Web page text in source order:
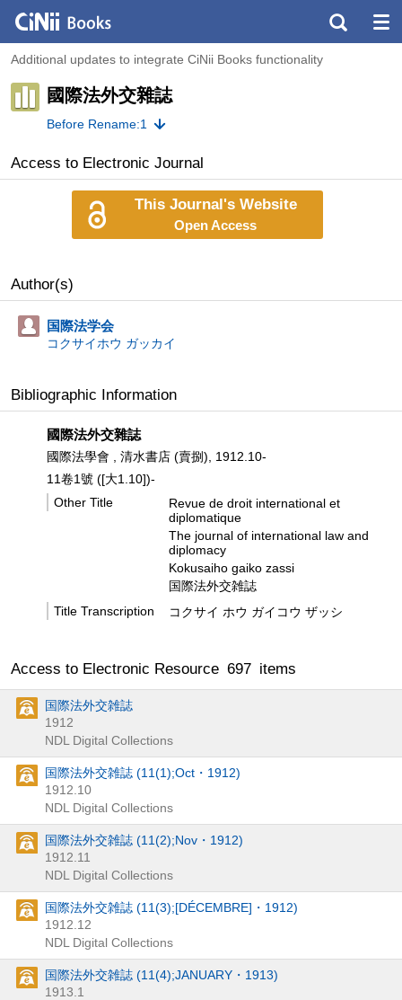
Additional updates to integrate CiNii Books functionality
國際法外交雜誌
Before Rename:1
Access to Electronic Journal
This Journal's Website
Open Access
Author(s)
国際法学会
コクサイホウ ガッカイ
Bibliographic Information
國際法外交雜誌
國際法學會 , 清水書店 (賣捌), 1912.10-
11卷1號 ([大1.10])-
Other Title
Revue de droit international et
diplomatique
The journal of international law and
diplomacy
Kokusaiho gaiko zassi
国際法外交雑誌
Title Transcription
コクサイ ホウ ガイコウ ザッシ
Access to Electronic Resource 697 items
国際法外交雑誌
1912
NDL Digital Collections
国際法外交雑誌 (11(1);Oct・1912)
1912.10
NDL Digital Collections
国際法外交雑誌 (11(2);Nov・1912)
1912.11
NDL Digital Collections
国際法外交雑誌 (11(3);[DÉCEMBRE]・1912)
1912.12
NDL Digital Collections
国際法外交雑誌 (11(4);JANUARY・1913)
1913.1